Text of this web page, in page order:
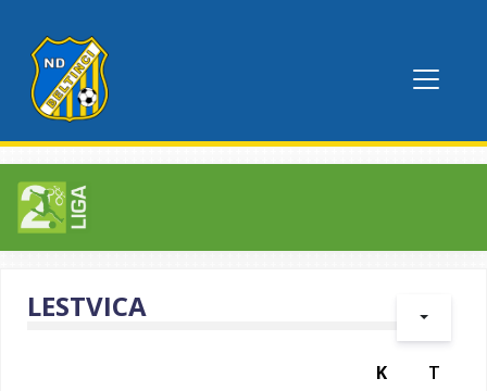
LESTVICA
K T